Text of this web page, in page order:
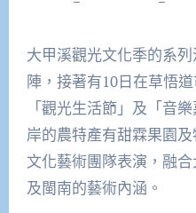
大甲溪觀光文化季的系
陣，接著有10日在草悟
「觀光生活節」及「音
岸的農特產有甜霖果園
文化藝術團隊表演，融
及閩南的藝術內涵。